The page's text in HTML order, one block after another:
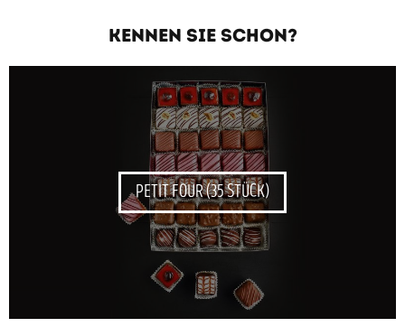
KENNEN SIE SCHON?
PETIT FOUR (35 STÜCK)